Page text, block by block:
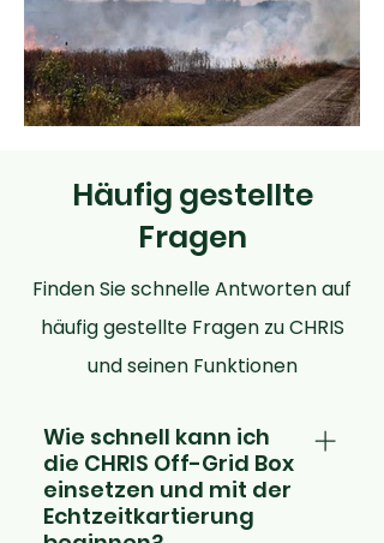
Häufig gestellte
Fragen
Finden Sie schnelle Antworten auf
häufig gestellte Fragen zu CHRIS
und seinen Funktionen
Wie schnell kann ich
die CHRIS Off-Grid Box
einsetzen und mit der
Echtzeitkartierung